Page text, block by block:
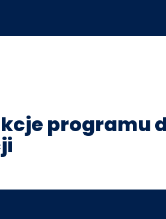
programu